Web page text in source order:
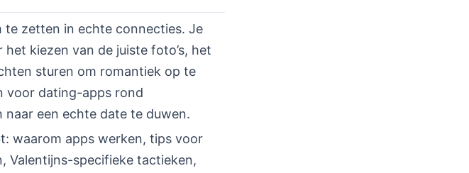
te zetten in echte connecties. Je
kiezen van de juiste foto’s, het
sturen om romantiek op te
voor dating-apps rond
naar een echte date te duwen.
waarom apps werken, tips voor
Valentijns-specifieke tactieken,